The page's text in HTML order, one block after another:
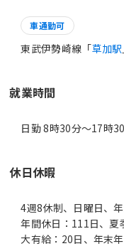
車通勤可
東武伊勢崎線「草加駅
就業時間
日勤 8時30分〜17時
休日休暇
4週8休制、日曜日、
年間休日：111日、夏
大有給：20日、年末